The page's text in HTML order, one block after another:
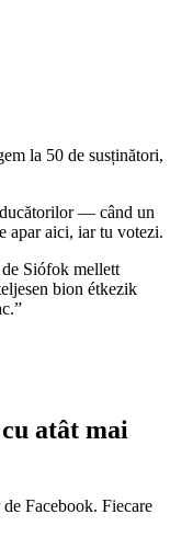
la 50 de susținători,
— când un
apar aici, iar tu votezi.
Siófok mellett
bion étkezik
”
atât mai
Facebook. Fiecare